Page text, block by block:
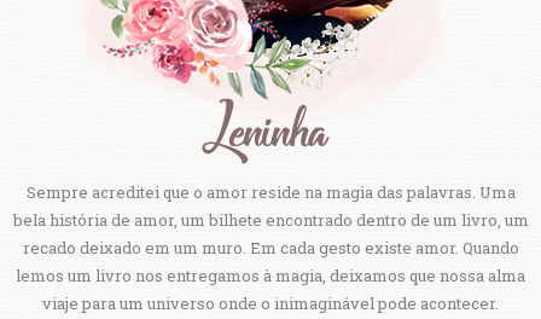
Sempre acreditei que o amor reside na magia das palavras. Uma
bela história de amor, um bilhete encontrado dentro de um livro, um
recado deixado em um muro. Em cada gesto existe amor. Quando
lemos um livro nos entregamos à magia, deixamos que nossa alma
viaje para um universo onde o inimaginável pode acontecer.